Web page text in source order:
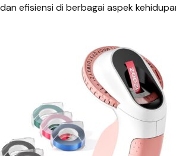
dan efisiensi di berbagai aspek